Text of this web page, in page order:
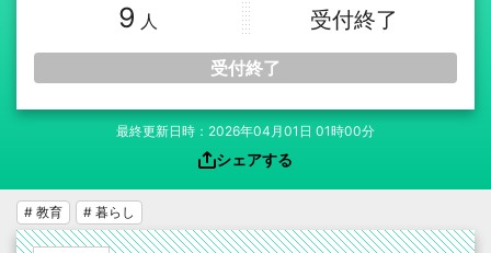
9 受付終了
受付終了
最終更新日時：2026年04月01日 01時00分
シェアする
# 教育 # 暮らし